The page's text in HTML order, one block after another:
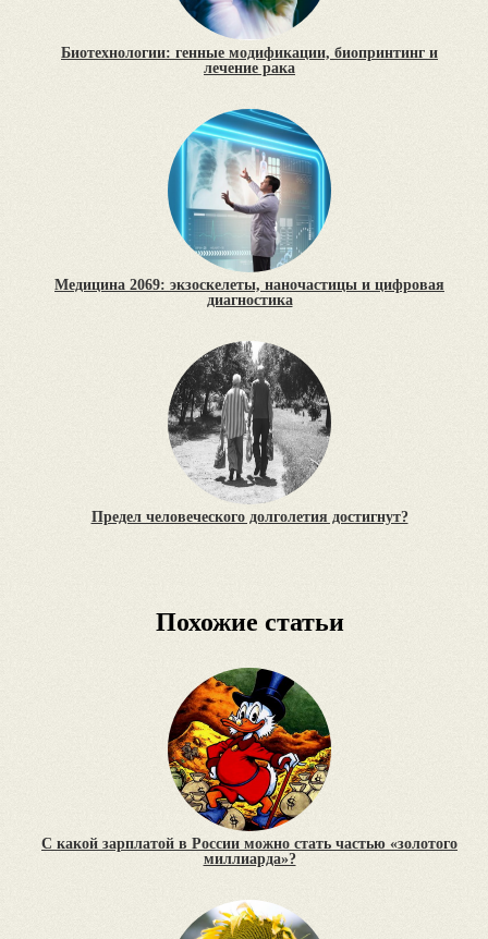
Биотехнологии: генные модификации, биопринтинг и
лечение рака
Медицина 2069: экзоскелеты, наночастицы и цифровая
диагностика
Предел человеческого долголетия достигнут?
Похожие статьи
С какой зарплатой в России можно стать частью «золотого
миллиарда»?